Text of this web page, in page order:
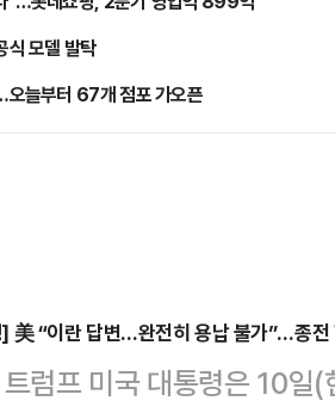
식 모델 발탁
늘부터 67개 점포 가오픈
美 “이란 답변…완전히 용납 불가”…종전
럼프 미국 대통령은 10일